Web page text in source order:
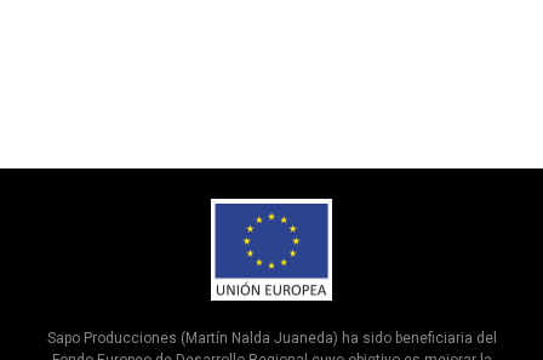
Sapo Producciones (Martín Nalda Juaneda) ha sido beneficiaria del